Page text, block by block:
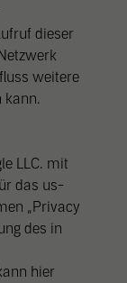
dieser
weitere
kann.
LLC. mit
das us-
„Privacy
des in
hier